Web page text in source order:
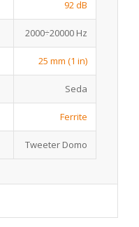
92 dB
2000÷20000 Hz
25 mm (1 in)
Seda
Ferrite
Tweeter Domo